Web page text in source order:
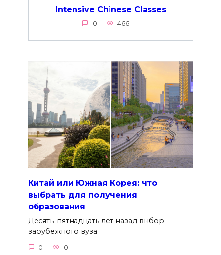
Intensive Chinese Classes
0 466
Китай или Южная Корея: что
выбрать для получения
образования
Десять-пятнадцать лет назад выбор
зарубежного вуза
0 0